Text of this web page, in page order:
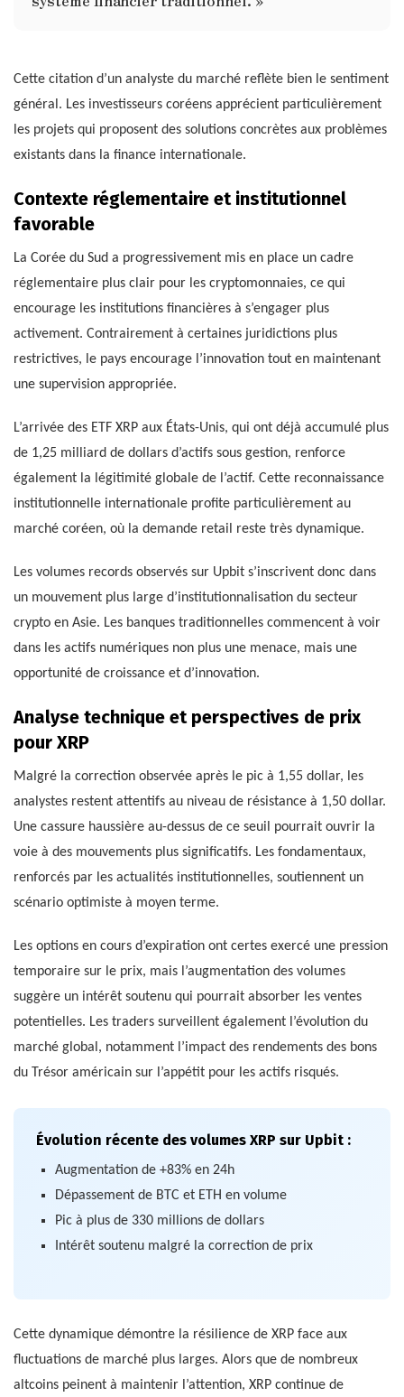
Cette citation d’un analyste du marché reflète bien le sentiment
général. Les investisseurs coréens apprécient particulièrement
les projets qui proposent des solutions concrètes aux problèmes
existants dans la finance internationale.
Contexte réglementaire et institutionnel
favorable
La Corée du Sud a progressivement mis en place un cadre
réglementaire plus clair pour les cryptomonnaies, ce qui
encourage les institutions financières à s’engager plus
activement. Contrairement à certaines juridictions plus
restrictives, le pays encourage l’innovation tout en maintenant
une supervision appropriée.
L’arrivée des ETF XRP aux États-Unis, qui ont déjà accumulé plus
de 1,25 milliard de dollars d’actifs sous gestion, renforce
également la légitimité globale de l’actif. Cette reconnaissance
institutionnelle internationale profite particulièrement au
marché coréen, où la demande retail reste très dynamique.
Les volumes records observés sur Upbit s’inscrivent donc dans
un mouvement plus large d’institutionnalisation du secteur
crypto en Asie. Les banques traditionnelles commencent à voir
dans les actifs numériques non plus une menace, mais une
opportunité de croissance et d’innovation.
Analyse technique et perspectives de prix
pour XRP
Malgré la correction observée après le pic à 1,55 dollar, les
analystes restent attentifs au niveau de résistance à 1,50 dollar.
Une cassure haussière au-dessus de ce seuil pourrait ouvrir la
voie à des mouvements plus significatifs. Les fondamentaux,
renforcés par les actualités institutionnelles, soutiennent un
scénario optimiste à moyen terme.
Les options en cours d’expiration ont certes exercé une pression
temporaire sur le prix, mais l’augmentation des volumes
suggère un intérêt soutenu qui pourrait absorber les ventes
potentielles. Les traders surveillent également l’évolution du
marché global, notamment l’impact des rendements des bons
du Trésor américain sur l’appétit pour les actifs risqués.
Évolution récente des volumes XRP sur Upbit :
Augmentation de +83% en 24h
Dépassement de BTC et ETH en volume
Pic à plus de 330 millions de dollars
Intérêt soutenu malgré la correction de prix
Cette dynamique démontre la résilience de XRP face aux
fluctuations de marché plus larges. Alors que de nombreux
altcoins peinent à maintenir l’attention, XRP continue de